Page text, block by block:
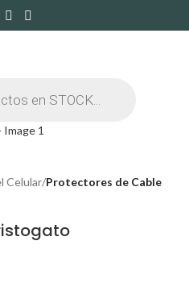
Celular Protectores de Cable